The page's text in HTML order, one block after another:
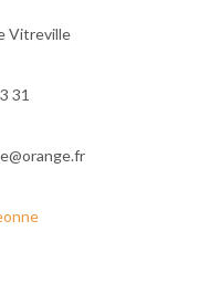
Vitreville
31